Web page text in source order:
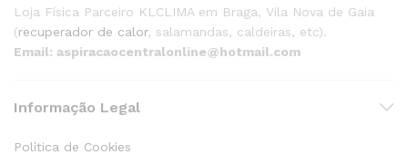
Loja Física Parceiro KLCLIMA em Braga, Vila Nova de Gaia
(recuperador de calor, salamandas, caldeiras, etc).
Email: aspiracaocentralonline@hotmail.com
Informação Legal
Política de Cookies